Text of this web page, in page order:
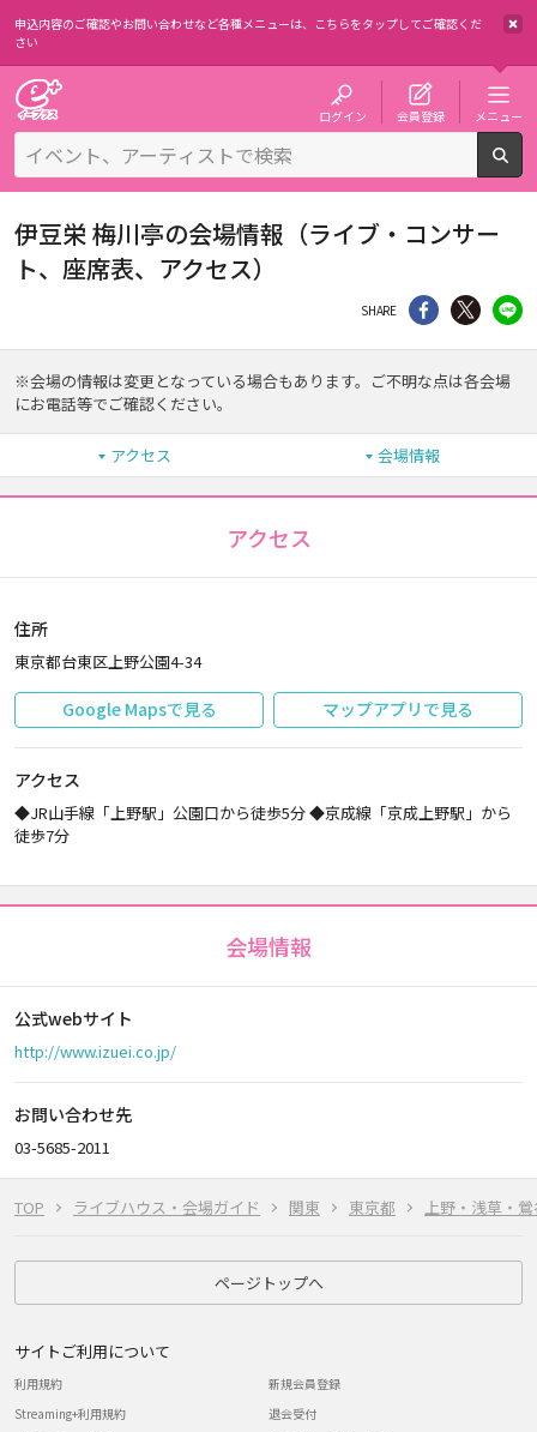
申込内容のご確認やお問い合わせなど各種メニューは、 こちらをタップしてご確認くだ
さい
ログイン 会員登録 メニュー
TOP ライブハウス・会場ガイド 関東 東京都 上野・浅草・
伊豆栄 梅川亭の会場情報（ライブ・コンサー
ト、座席表、アクセス）
SHARE シェア Twitter
※会場の情報は変更となっている場合もあります。ご不明な点は各会場
にお電話等でご確認ください。
アクセス 会場情報
アクセス
住所
東京都台東区上野公園4-34
Google Mapsで見る マップアプリで見る
アクセス
◆JR山手線「上野駅」公園口から徒歩5分 ◆京成線「京成上野駅」から
徒歩7分
会場情報
公式webサイト
http://www.izuei.co.jp/
お問い合わせ先
03-5685-2011
ページトップへ
サイトご利用について
利用規約
Streaming+利用規約
新規会員登録
退会受付